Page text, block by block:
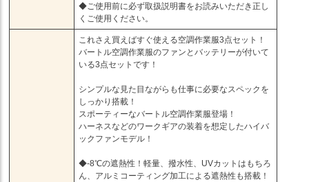
◆ご使用前に必ず取扱説明書をお読みいただき正し
くご使用ください。
これさえ買えばすぐ使える空調作業服3点セット！
バートル空調作業服のファンとバッテリーが付いて
いる3点セットです！
シンプルな見た目ながらも仕事に必要なスペックを
しっかり搭載！
スポーティーなバートル空調作業服登場！
ハーネスなどのワークギアの装着を想定したハイバ
ックファンモデル！
◆-8℃の遮熱性！軽量、撥水性、UVカットはもちろ
ん、アルミコーティング加工による遮熱性も搭載！